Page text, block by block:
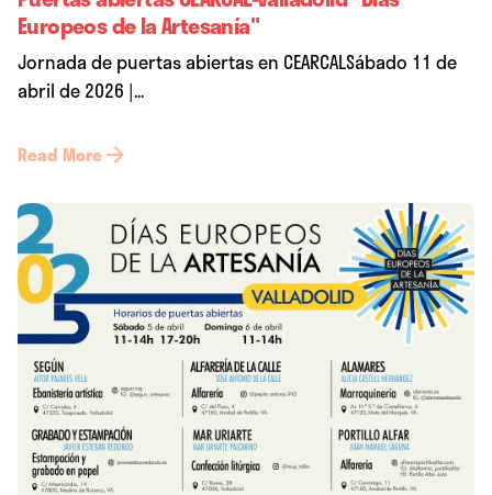
Europeos de la Artesanía"
Jornada de puertas abiertas en CEARCALSábado 11 de
abril de 2026 |...
Read More